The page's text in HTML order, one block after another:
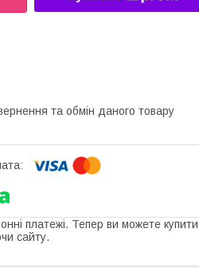
та обмін даного товару
платежі. Тепер ви можете купити
сайту.